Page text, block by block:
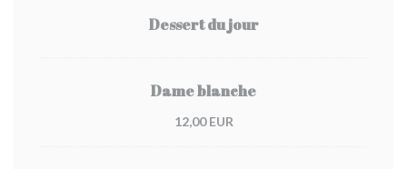
Dessert du jour
Dame blanche
12,00 EUR